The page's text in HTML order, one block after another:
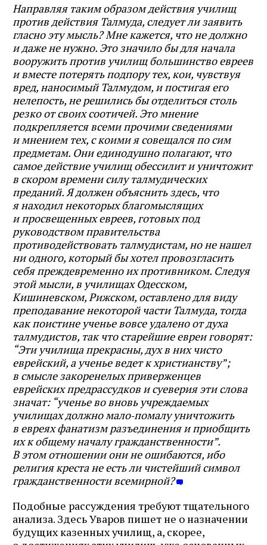
Направляя таким образом действия училищ
против действия Талмуда, следует ли заявить
гласно эту мысль? Мне кажется, что не должно
и даже не нужно. Это значило бы для начала
вооружить против училищ большинство евреев
и вместе потерять подпору тех, кои, чувствуя
вред, наносимый Талмудом, и постигая его
нелепость, не решились бы отделиться столь
резко от своих соотичей. Это мнение
подкрепляется всеми прочими сведениями
и мнением тех, с коими я совещался по сим
предметам. Они единодушно полагают, что
самое действие училищ обессилит и уничтожит
в скором времени силу талмудических
преданий. Я должен объяснить здесь, что
я находил некоторых благомыслящих
и просвещенных евреев, готовых под
руководством правительства
противодействовать талмудистам, но не нашел
ни одного, который бы хотел провозгласить
себя преждевременно их противником. Следуя
этой мысли, в училищах Одесском,
Кишиневском, Рижском, оставлено для виду
преподавание некоторой части Талмуда, тогда
как поистине ученье вовсе удалено от духа
талмудистов, так что старейшие евреи говорят:
“Эти училища прекрасны, дух в них чисто
еврейский, а ученье ведет к христианству”;
в смысле закоренелых приверженцев
еврейских предрассудков и суеверия эти слова
значат: “ученье во вновь учреждаемых
училищах должно мало‑помалу уничтожить
в евреях фанатизм разъединения и приобщить
их к общему началу гражданственности”.
В этом отношении они не ошибаются, ибо
религия креста не есть ли чистейший символ
гражданственности всемирной?
Подобные рассуждения требуют тщательного
анализа. Здесь Уваров пишет не о назначении
будущих казенных училищ, а, скорее,